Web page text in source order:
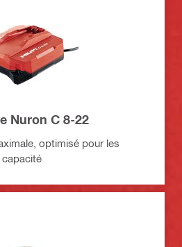
Nuron C 8-22
optimisé pour les